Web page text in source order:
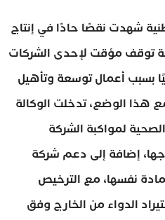
شهدت نقصًا حادًا في إنتاج
توقف مؤقت لإحدى الشركات
بسبب أعمال توسعة وتأهيل
هذا الوضع، تدخلت الوكالة
لمواكبة الشركة
إضافة إلى دعم شركة
نفسها، مع الترخيص
الدواء من الخارج وفق